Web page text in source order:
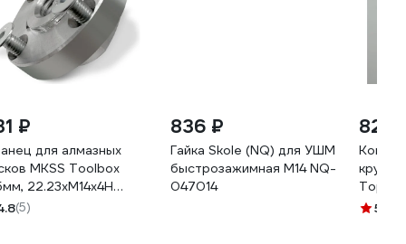
₽
для алмазных
MKSS Toolbox
22.23хМ14х4H
(5)
836 ₽
Гайка Skole (NQ) для УШМ
быстрозажимная М14 NQ-
047014
820
5